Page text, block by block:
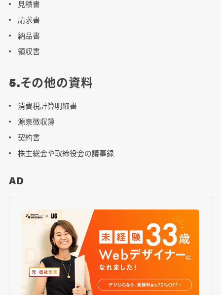
見積書
請求書
納品書
領収書
5.その他の資料
消費税計算明細書
源泉徴収簿
契約書
株主総会や取締役会の議事録
AD